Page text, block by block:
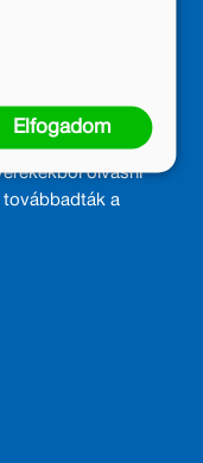
ajándékoz meg az
olvasni
továbbadták a
Elfogadom